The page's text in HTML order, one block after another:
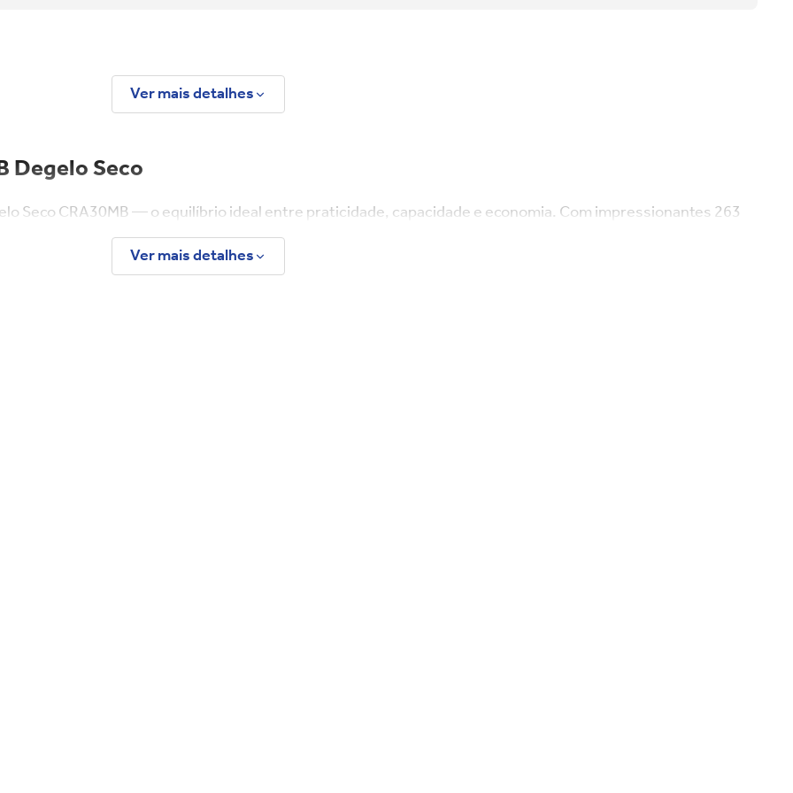
Ver mais detalhes
Degelo Seco
Seco CRA30MB — o equilíbrio ideal entre praticidade, capacidade e economia. Com impressionantes 263
busca organização e eficiência em um aparelho compacto. A Geladeira Consul Degelo Seco é a maior do
economizando até 13% de energia elétrica no ano.** Com 263 litros de capacidade, tem o tamanho ideal
das suas prateleiras removíveis, trazendo mais praticidade na limpeza e organização de itens de
— até 13% de economia no ano na comparação com modelos anteriores da categoria.
vendidos do segmento de 1 porta com degelo manual. **Quando comparado ao modelo CRA30 com etiqueta A INMETRO 2024, avaliado na norma vigente a
Ver mais detalhes